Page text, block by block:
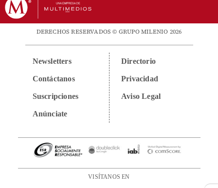
DERECHOS RESERVADOS © GRUPO MILENIO 2026
Newsletters
Contáctanos
Suscripciones
Anúnciate
Directorio
Privacidad
Aviso Legal
VISÍTANOS EN